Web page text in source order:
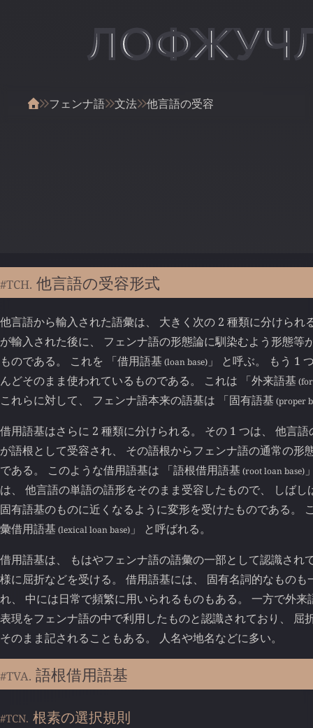
フェンナ語 文法 他言語の受容
#TCH. 他言語の受容形式
他言語から輸入された語彙は、 大きく次の 2 種類に分けられ
が輸入された後に、 フェンナ語の形態論に馴染むよう形態等
ものである。 これを 「借用語基 (loan base) 」 と呼ぶ。 もう 1
んどそのまま使われているものである。 これは 「外来語基
これらに対して、 フェンナ語本来の語基は 「固有語基 (proper
借用語基はさらに 2 種類に分けられる。 その 1 つは、 他言
が語根として受容され、 その語根からフェンナ語の通常の形
である。 このような借用語基は 「語根借用語基 (root loan base)
は、 他言語の単語の語形をそのまま受容したもので、 しば
固有語基のものに近くなるように変形を受けたものである。
彙借用語基 (lexical loan base) 」 と呼ばれる。
借用語基は、 もはやフェンナ語の語彙の一部として認識され
様に屈折などを受ける。 借用語基には、 固有名詞的なもの
れ、 中には日常で頻繁に用いられるものもある。 一方で外
表現をフェンナ語の中で利用したものと認識されており、 屈
そのまま記されることもある。 人名や地名などに多い。
#TVA. 語根借用語基
#TCN. 根素の選択規則